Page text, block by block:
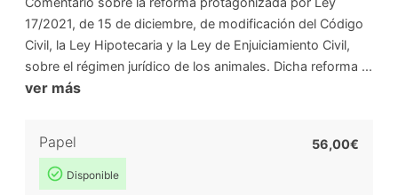
17/2021, de 15 de diciembre, de modificación del Código
Civil, la Ley Hipotecaria y la Ley de Enjuiciamiento Civil,
sobre el régimen jurídico de los animales. Dicha reforma ...
ver más
Papel
Disponible
56,00€